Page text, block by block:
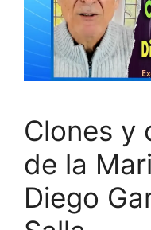
Clones y
de la
Diego